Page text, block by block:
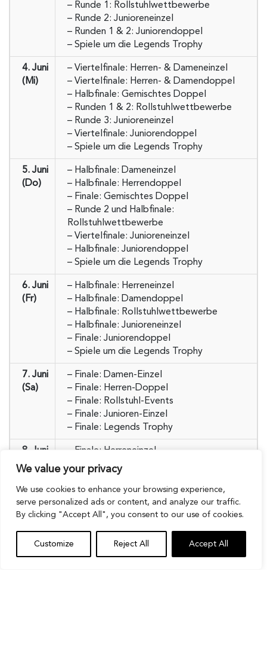
We value your privacy
We use cookies to enhance your browsing experience,
serve personalized ads or content, and analyze our traffic.
By clicking "Accept All", you consent to our use of cookies.
Customize Reject All Accept All
– Runde 1: Rollstuhlwettbewerbe
– Runde 2: Junioreneinzel
– Runden 1 & 2: Juniorendoppel
– Spiele um die Legends Trophy
4. Juni
(Mi)
– Viertelfinale: Herren- & Dameneinzel
– Viertelfinale: Herren- & Damendoppel
– Halbfinale: Gemischtes Doppel
– Runden 1 & 2: Rollstuhlwettbewerbe
– Runde 3: Junioreneinzel
– Viertelfinale: Juniorendoppel
– Spiele um die Legends Trophy
5. Juni
(Do)
– Halbfinale: Dameneinzel
– Halbfinale: Herrendoppel
– Finale: Gemischtes Doppel
– Runde 2 und Halbfinale:
Rollstuhlwettbewerbe
– Viertelfinale: Junioreneinzel
– Halbfinale: Juniorendoppel
– Spiele um die Legends Trophy
6. Juni
(Fr)
– Halbfinale: Herreneinzel
– Halbfinale: Damendoppel
– Halbfinale: Rollstuhlwettbewerbe
– Halbfinale: Junioreneinzel
– Finale: Juniorendoppel
– Spiele um die Legends Trophy
7. Juni
(Sa)
– Finale: Damen-Einzel
– Finale: Herren-Doppel
– Finale: Rollstuhl-Events
– Finale: Junioren-Einzel
– Finale: Legends Trophy
8. Juni
(So.)
– Finale: Herreneinzel
– Finale: Damendoppel
Roland Garros French Open
2025 – Direkter Vergleich